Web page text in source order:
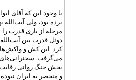
برده بود، ولی
مرحله از بازی قدرت
کرد. این کش و
می‌گرفت. سخنرانی‌های
بخش جنگ روانی
و منحصر به ایران